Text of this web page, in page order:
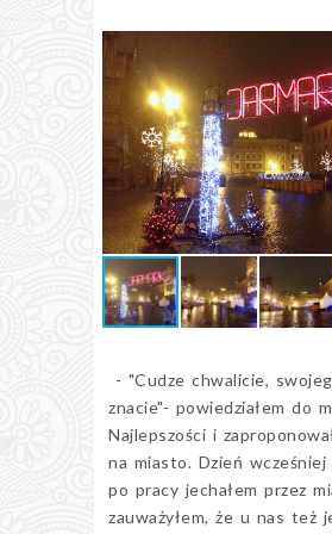
- "Cudze chwalicie,
znacie"- powiedziałem do
Najlepszości i
na miasto. Dzień
po pracy jechałem przez
zauważyłem, że u nas też